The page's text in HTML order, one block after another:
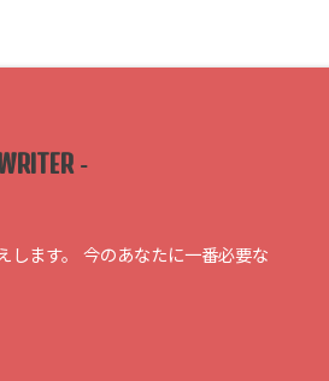
-
します。 今のあなたに一番必要な